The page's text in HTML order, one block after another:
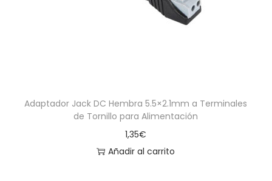
Adaptador Jack DC Hembra 5.5×2.1mm a Terminales
de Tornillo para Alimentación
1,35€
Añadir al carrito